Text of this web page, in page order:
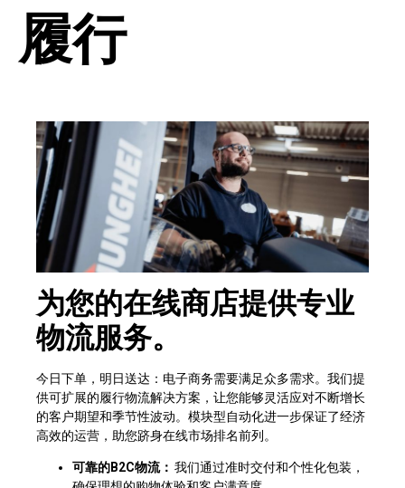
履行
为您的在线商店提供专业
物流服务。
今日下单，明日送达：电子商务需要满足众多需求。我们提
供可扩展的履行物流解决方案，让您能够灵活应对不断增长
的客户期望和季节性波动。模块型自动化进一步保证了经济
高效的运营，助您跻身在线市场排名前列。
可靠的B2C物流： 我们通过准时交付和个性化包装，